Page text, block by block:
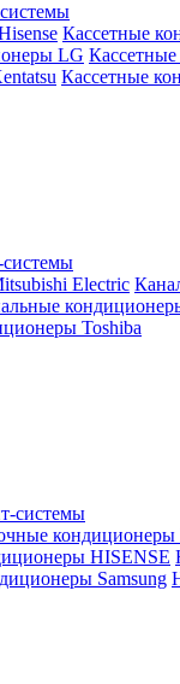
Кассетные
LG
Кассетные
Electric
Toshiba
системы
кондиционеры
HISENSE
Samsung